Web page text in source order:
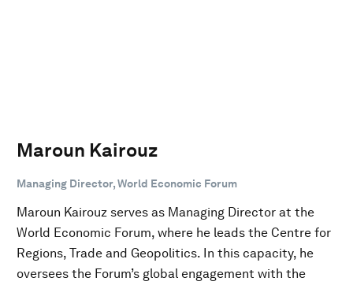
Maroun Kairouz
Managing Director, World Economic Forum
Maroun Kairouz serves as Managing Director at the
World Economic Forum, where he leads the Centre for
Regions, Trade and Geopolitics. In this capacity, he
oversees the Forum’s global engagement with the